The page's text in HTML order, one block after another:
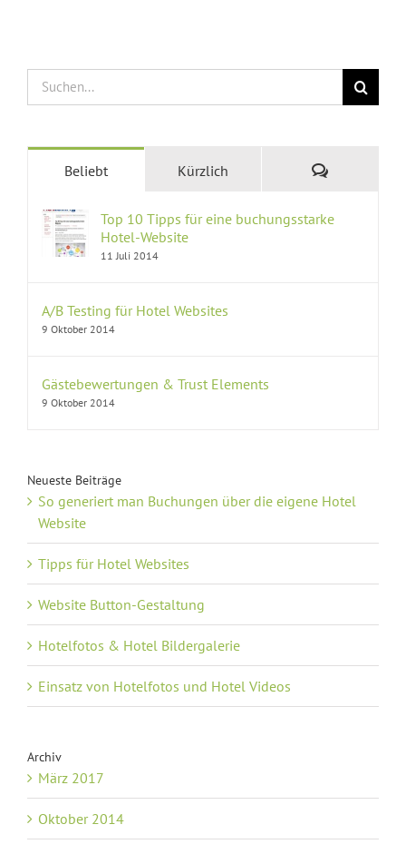
Suche
nach:
Beliebt Kürzlich Kommentare
Top 10 Tipps für eine buchungsstarke
Hotel-Website
11 Juli 2014
A/B Testing für Hotel Websites
9 Oktober 2014
Gästebewertungen & Trust Elements
9 Oktober 2014
Neueste Beiträge
So generiert man Buchungen über die eigene Hotel
Website
Tipps für Hotel Websites
Website Button-Gestaltung
Hotelfotos & Hotel Bildergalerie
Einsatz von Hotelfotos und Hotel Videos
Archiv
März 2017
Oktober 2014